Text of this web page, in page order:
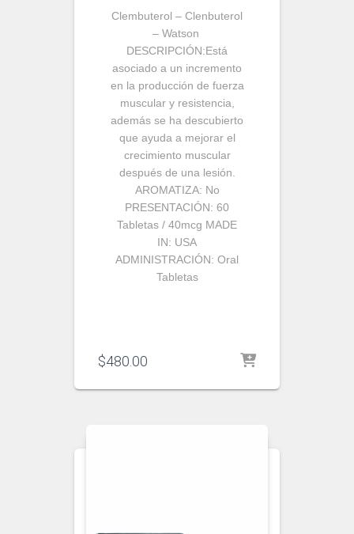
Clembuterol – Clenbuterol
– Watson
DESCRIPCIÓN:Está
asociado a un incremento
en la producción de fuerza
muscular y resistencia,
además se ha descubierto
que ayuda a mejorar el
crecimiento muscular
después de una lesión.
AROMATIZA: No
PRESENTACIÓN: 60
Tabletas / 40mcg MADE
IN: USA
ADMINISTRACIÓN: Oral
Tabletas
$480.00